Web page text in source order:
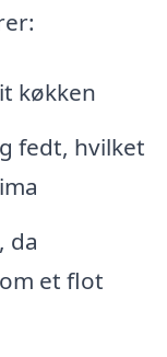
køkken
fedt, hvilket
da
et flot